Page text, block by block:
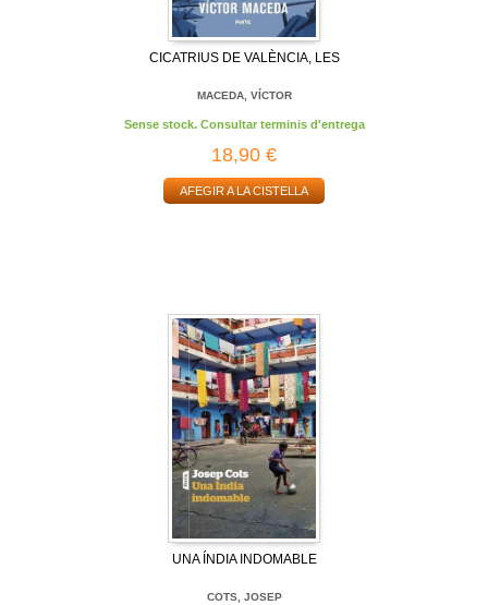
CICATRIUS DE VALÈNCIA, LES
MACEDA, VÍCTOR
Sense stock. Consultar terminis d'entrega
18,90 €
AFEGIR A LA CISTELLA
UNA ÍNDIA INDOMABLE
COTS, JOSEP